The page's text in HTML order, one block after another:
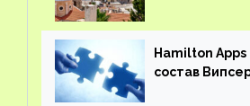
Hamilton
состав